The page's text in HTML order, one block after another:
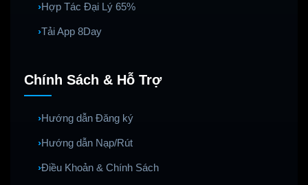
Hợp Tác Đại Lý 65%
Tải App 8Day
Chính Sách & Hỗ Trợ
Hướng dẫn Đăng ký
Hướng dẫn Nạp/Rút
Điều Khoản & Chính Sách